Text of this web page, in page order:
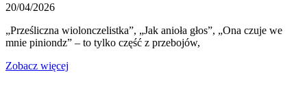
20/04/2026
„Prześliczna wiolonczelistka”, „Jak anioła głos”, „Ona czuje we
mnie piniondz” – to tylko część z przebojów,
Zobacz więcej